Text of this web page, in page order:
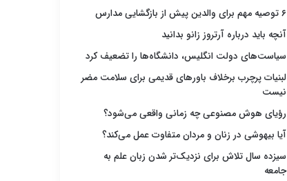
۶ توصیه مهم برای والدین پیش از بازگشایی مدارس
آنچه باید درباره آرتروز زانو بدانید
سیاست‌های دولت انگلیس، دانشگاه‌ها را تضعیف کرد
لبنیات پرچرب برخلاف باورهای قدیمی برای سلامت مضر
نیست
رؤیای هوش مصنوعی چه زمانی واقعی می‌شود؟
آیا بیهوشی در زنان و مردان متفاوت عمل می‌کند؟
سیزده سال تلاش برای نزدیک‌تر شدن زبان علم به
جامعه